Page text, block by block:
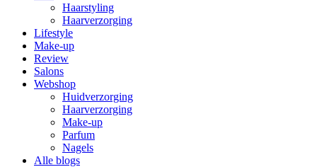
Haarstyling
Haarverzorging
Lifestyle
Make-up
Review
Salons
Webshop
Huidverzorging
Haarverzorging
Make-up
Parfum
Nagels
Alle blogs